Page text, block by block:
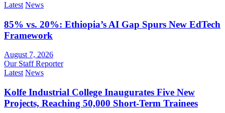
Latest News
85% vs. 20%: Ethiopia’s AI Gap Spurs New EdTech
Framework
August 7, 2026
Our Staff Reporter
Latest News
Kolfe Industrial College Inaugurates Five New
Projects, Reaching 50,000 Short-Term Trainees